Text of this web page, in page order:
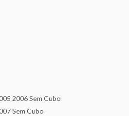
2006 Sem Cubo
Sem Cubo